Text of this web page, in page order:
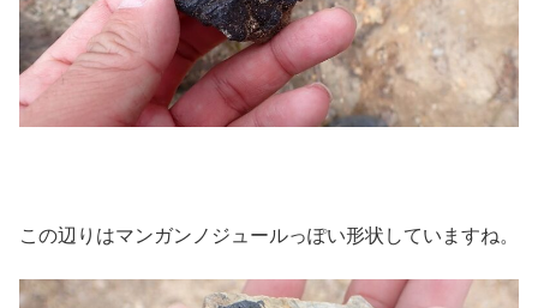
この辺りはマンガンノジュールっぽい形状していますね。